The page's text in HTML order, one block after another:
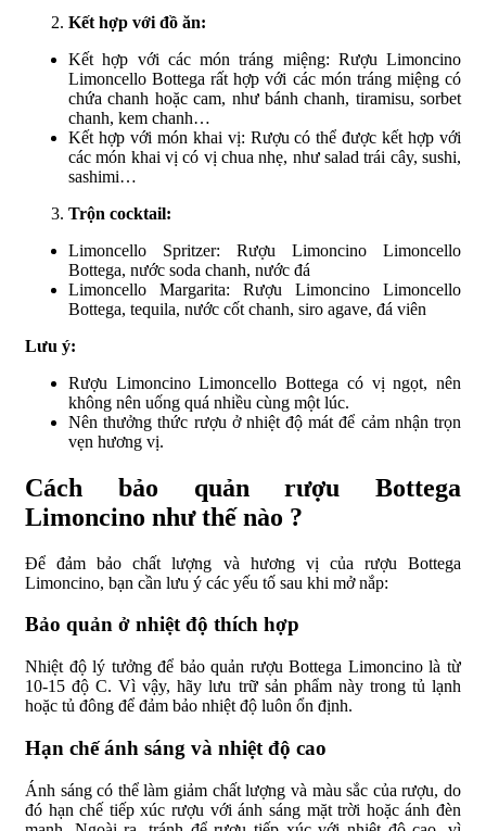
Kết hợp với đồ ăn:
Kết hợp với các món tráng miệng: Rượu Limoncino
Limoncello Bottega rất hợp với các món tráng miệng có
chứa chanh hoặc cam, như bánh chanh, tiramisu, sorbet
chanh, kem chanh…
Kết hợp với món khai vị: Rượu có thể được kết hợp với
các món khai vị có vị chua nhẹ, như salad trái cây, sushi,
sashimi…
Trộn cocktail:
Limoncello Spritzer: Rượu Limoncino Limoncello
Bottega, nước soda chanh, nước đá
Limoncello Margarita: Rượu Limoncino Limoncello
Bottega, tequila, nước cốt chanh, siro agave, đá viên
Lưu ý:
Rượu Limoncino Limoncello Bottega có vị ngọt, nên
không nên uống quá nhiều cùng một lúc.
Nên thưởng thức rượu ở nhiệt độ mát để cảm nhận trọn
vẹn hương vị.
Cách bảo quản rượu Bottega
Limoncino như thế nào ?
Để đảm bảo chất lượng và hương vị của rượu Bottega
Limoncino, bạn cần lưu ý các yếu tố sau khi mở nắp:
Bảo quản ở nhiệt độ thích hợp
Nhiệt độ lý tưởng để bảo quản rượu Bottega Limoncino là từ
10-15 độ C. Vì vậy, hãy lưu trữ sản phẩm này trong tủ lạnh
hoặc tủ đông để đảm bảo nhiệt độ luôn ổn định.
Hạn chế ánh sáng và nhiệt độ cao
Ánh sáng có thể làm giảm chất lượng và màu sắc của rượu, do
đó hạn chế tiếp xúc rượu với ánh sáng mặt trời hoặc ánh đèn